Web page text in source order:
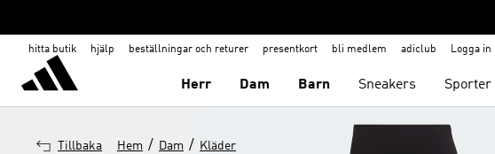
hitta butik hjälp beställningar och returer presentkort bli medlem adiclub Logga in
Herr Dam Barn Sneakers Sporter
Tillbaka Hem / Dam / Kläder